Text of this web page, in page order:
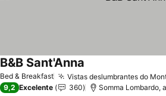
Bed & Breakfast Vistas deslumbrantes do
B&B Sant'Anna
9,2 Excelente 360 Somma Lombardo,